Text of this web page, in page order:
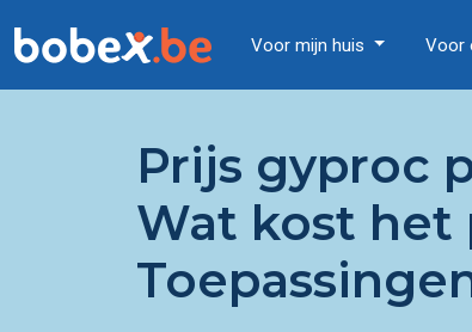
Voor mijn huis Voor
Prijs gyproc
Wat kost het